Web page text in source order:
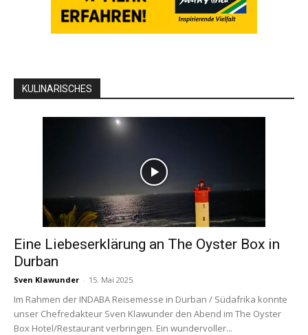
KULINARISCHES
Eine Liebeserklärung an The Oyster Box in
Durban
Sven Klawunder - 15. Mai 2025
Im Rahmen der INDABA Reisemesse in Durban / Südafrika konnte
unser Chefredakteur Sven Klawunder den Abend im The Oyster
Box Hotel/Restaurant verbringen. Ein wundervoller...